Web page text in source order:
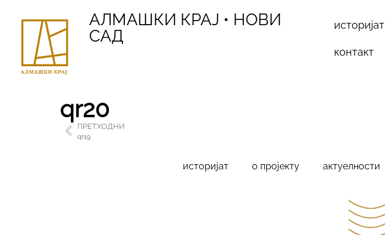
АЛМАШКИ КРАЈ • НОВИ
САД
историјат
контакт
qr20
ПРЕТХОДНИ
qr19
историјат о пројекту актуелности